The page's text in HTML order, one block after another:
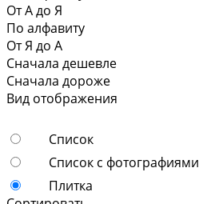
От А до Я
По алфавиту
От Я до А
Сначала дешевле
Сначала дороже
Вид отображения
Список
Список с фотографиями
Плитка